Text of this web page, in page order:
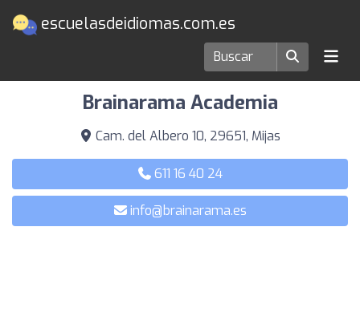
escuelasdeidiomas.com.es
Escuelas de idiomas en Mijas
Brainarama Academia
Cam. del Albero 10, 29651, Mijas
611 16 40 24
info@brainarama.es